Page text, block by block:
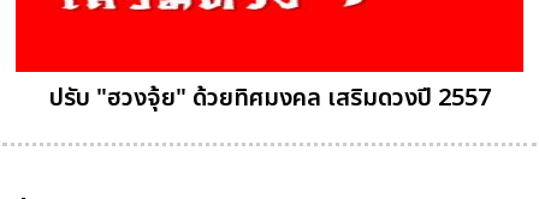
ปรับ "ฮวงจุ้ย" ด้วยทิศมงคล เสริมดวงปี 2557